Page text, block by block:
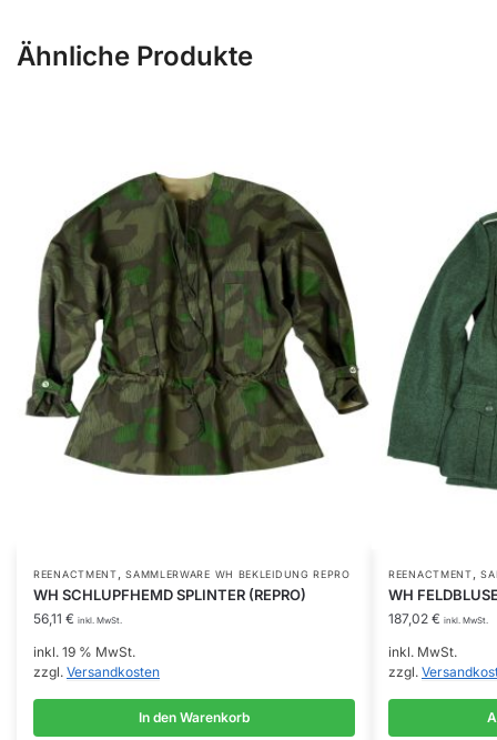
Ähnliche Produkte
REENACTMENT,SAMMLERWARE WH BEKLEIDUNG REPRO
WH SCHLUPFHEMD SPLINTER (REPRO)
56,11 € inkl. MwSt.
inkl. 19 % MwSt.
zzgl. Versandkosten
In den Warenkorb
REENACTMENT,
WH
187,02 € inkl. MwSt.
inkl. MwSt.
zzgl.
Dieses
Produkt
weist
mehrere
Varianten